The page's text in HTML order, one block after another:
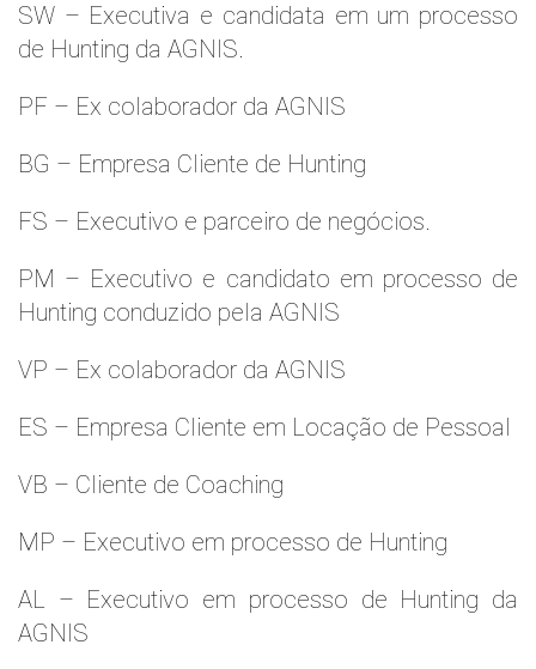
SW – Executiva e candidata em um processo
de Hunting da AGNIS.
PF – Ex colaborador da AGNIS
BG – Empresa Cliente de Hunting
FS – Executivo e parceiro de negócios.
PM – Executivo e candidato em processo de
Hunting conduzido pela AGNIS
VP – Ex colaborador da AGNIS
ES – Empresa Cliente em Locação de Pessoal
VB – Cliente de Coaching
MP – Executivo em processo de Hunting
AL – Executivo em processo de Hunting da
AGNIS